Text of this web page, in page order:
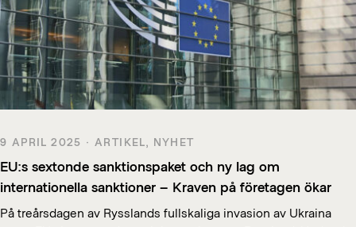
9 APRIL 2025 · ARTIKEL, NYHET
EU:s sextonde sanktionspaket och ny lag om
internationella sanktioner – Kraven på företagen ökar
På treårsdagen av Rysslands fullskaliga invasion av Ukraina